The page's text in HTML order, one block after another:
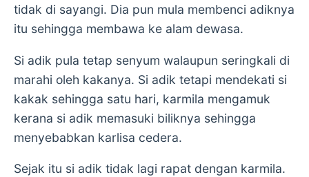
tidak di sayangi. Dia pun mula membenci adiknya
itu sehingga membawa ke alam dewasa.
Si adik pula tetap senyum walaupun seringkali di
marahi oleh kakanya. Si adik tetapi mendekati si
kakak sehingga satu hari, karmila mengamuk
kerana si adik memasuki biliknya sehingga
menyebabkan karlisa cedera.
Sejak itu si adik tidak lagi rapat dengan karmila.